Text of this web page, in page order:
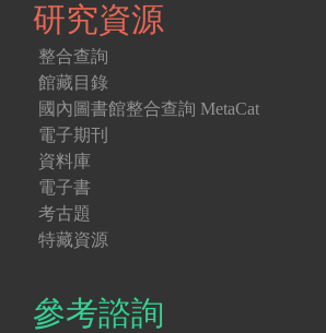
研究資源
整合查詢
館藏目錄
國內圖書館整合查詢 MetaCat
電子期刊
資料庫
電子書
考古題
特藏資源
參考諮詢